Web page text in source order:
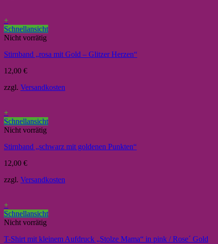
+
Schnellansicht
Nicht vorrätig
Stirnband „rosa mit Gold – Glitzer Herzen“
12,00 €
zzgl. Versandkosten
+
Schnellansicht
Nicht vorrätig
Stirnband „schwarz mit goldenen Punkten“
12,00 €
zzgl. Versandkosten
+
Schnellansicht
Nicht vorrätig
T-Shirt mit kleinem Aufdruck „Stolze Mama“ in pink / Rose´ Gold